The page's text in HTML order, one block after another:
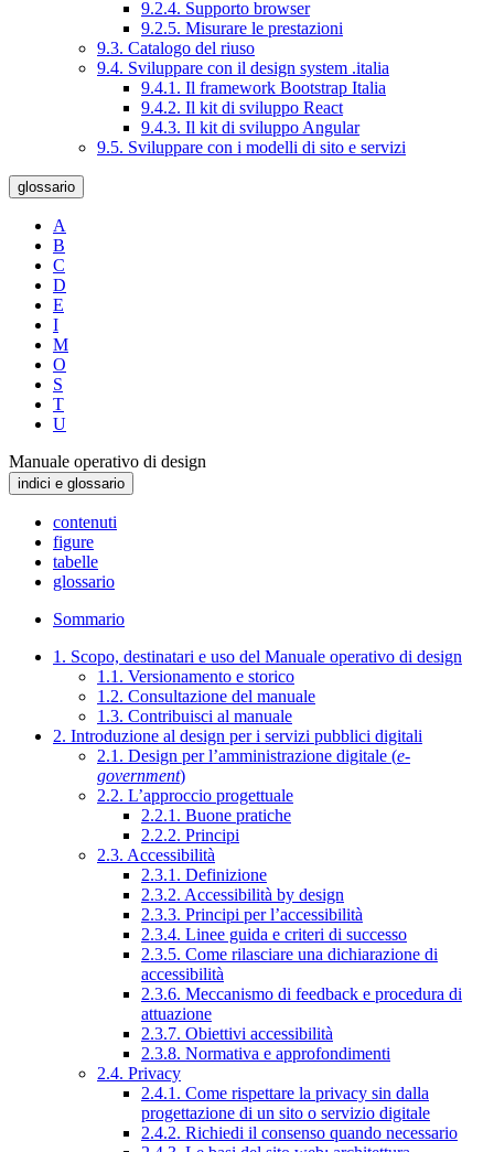
9.2.4. Supporto browser
9.2.5. Misurare le prestazioni
9.3. Catalogo del riuso
9.4. Sviluppare con il design system .italia
9.4.1. Il framework Bootstrap Italia
9.4.2. Il kit di sviluppo React
9.4.3. Il kit di sviluppo Angular
9.5. Sviluppare con i modelli di sito e servizi
glossario
A
B
C
D
E
I
M
O
S
T
U
Manuale operativo di design
indici e glossario
contenuti
figure
tabelle
glossario
Sommario
1. Scopo, destinatari e uso del Manuale operativo di design
1.1. Versionamento e storico
1.2. Consultazione del manuale
1.3. Contribuisci al manuale
2. Introduzione al design per i servizi pubblici digitali
2.1. Design per l’amministrazione digitale (e-
government)
2.2. L’approccio progettuale
2.2.1. Buone pratiche
2.2.2. Principi
2.3. Accessibilità
2.3.1. Definizione
2.3.2. Accessibilità by design
2.3.3. Principi per l’accessibilità
2.3.4. Linee guida e criteri di successo
2.3.5. Come rilasciare una dichiarazione di
accessibilità
2.3.6. Meccanismo di feedback e procedura di
attuazione
2.3.7. Obiettivi accessibilità
2.3.8. Normativa e approfondimenti
2.4. Privacy
2.4.1. Come rispettare la privacy sin dalla
progettazione di un sito o servizio digitale
2.4.2. Richiedi il consenso quando necessario